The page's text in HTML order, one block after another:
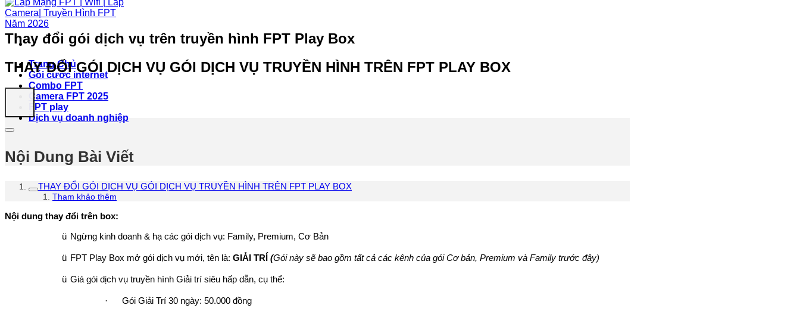
Trang Chủ
Gói cước internet
Combo FPT
Camera FPT 2025
FPT play
Dịch vụ doanh nghiệp
Thay đổi gói dịch vụ trên truyền hình FPT Play Box
THAY ĐỔI GÓI DỊCH VỤ GÓI DỊCH VỤ TRUYỀN HÌNH TRÊN FPT PLAY BOX
Nội Dung Bài Viết
THAY ĐỔI GÓI DỊCH VỤ GÓI DỊCH VỤ TRUYỀN HÌNH TRÊN FPT PLAY BOX
Tham khảo thêm
Nội dung thay đổi trên box:
ü Ngừng kinh doanh & hạ các gói dịch vụ: Family, Premium, Cơ Bản
ü FPT Play Box mở gói dịch vụ mới, tên là: GIẢI TRÍ (Gói này sẽ bao gồm tất cả các kênh của gói Cơ bản, Premium và Family trước đây)
ü Giá gói dịch vụ truyền hình Giải trí siêu hấp dẫn, cụ thể:
· Gói Giải Trí 30 ngày: 50.000 đồng